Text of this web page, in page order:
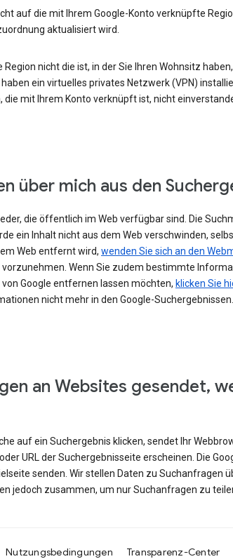
auf die mit Ihrem Google-Konto verknüpfte
aktualisiert wird.
nicht die ist, in der Sie Ihren Wohnsitz
ein virtuelles privates Netzwerk (VPN)
die mit Ihrem Konto verknüpft ist, nicht
über mich aus den
die öffentlich im Web verfügbar sind. Die
ein Inhalt nicht aus dem Web verschwinden,
Web entfernt wird, wenden Sie sich an den
Wenn Sie zudem bestimmte
Google entfernen lassen möchten, klicken Sie
nicht mehr in den Google-
an Websites gesendet,
auf ein Suchergebnis klicken, sendet Ihr
URL der Suchergebnisseite erscheinen. Die
senden. Wir stellen Daten zu Suchanfragen
jedoch zusammen, um nur Suchanfragen zu
Nutzungsbedingungen Transparenz-Center